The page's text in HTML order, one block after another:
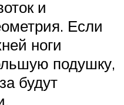
и
Если
ноги
подушку,
будут